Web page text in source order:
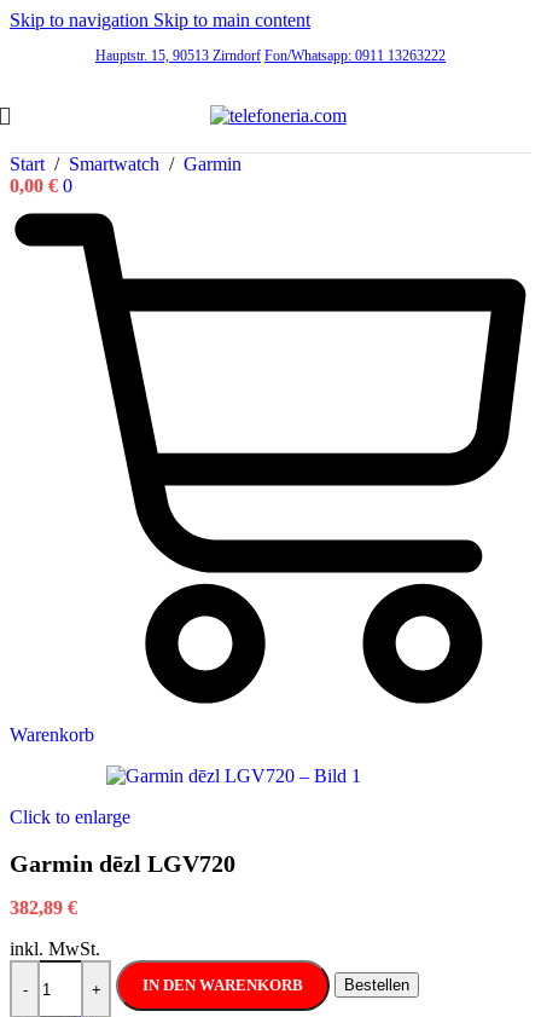
Skip to navigation Skip to main content
Hauptstr. 15, 90513 Zirndorf Fon/Whatsapp: 0911 13263222
Start / Smartwatch / Garmin
0,00 € 0
Warenkorb
Click to enlarge
Garmin dēzl LGV720
382,89 €
inkl. MwSt.
-
Garmin dēzl LGV720 Menge
+ IN DEN WARENKORB Bestellen